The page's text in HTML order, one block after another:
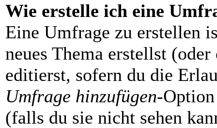
Wie erstelle ich eine
Eine Umfrage zu erstellen
neues Thema erstellst
editierst, sofern du die
Umfrage hinzufügen-
(falls du sie nicht sehen